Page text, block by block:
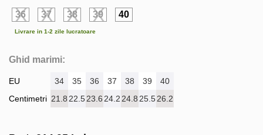
36 37 38 39 40
Livrare in 1-2 zile lucratoare
Ghid marimi:
EU
Centimetri
34 35 36 37 38 39
40
21.8 22.523.6 24.2 24.8 25.526.2